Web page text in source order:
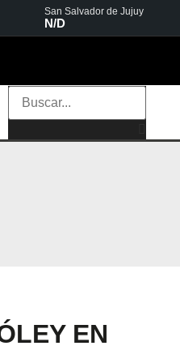
San Salvador de Jujuy
N/D
EN